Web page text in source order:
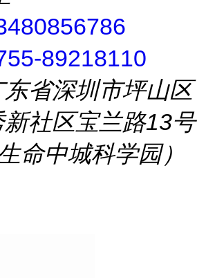
89218110
省深圳市坪山区
社区宝兰路13号
命中城科学园）